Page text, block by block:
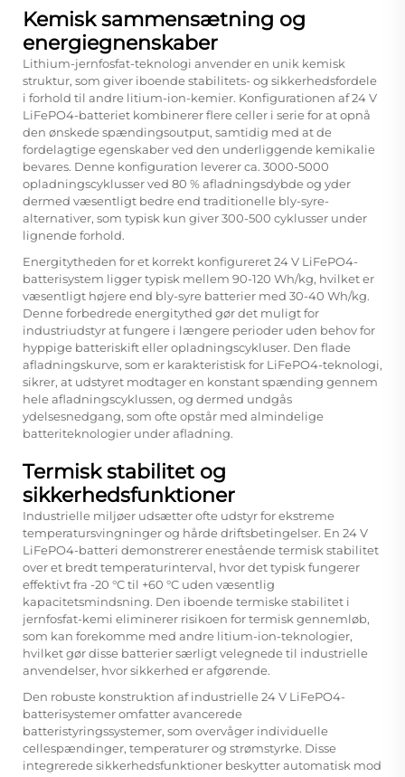
Kemisk sammensætning og
energiegnenskaber
Lithium-jernfosfat-teknologi anvender en unik kemisk
struktur, som giver iboende stabilitets- og sikkerhedsfordele
i forhold til andre litium-ion-kemier. Konfigurationen af 24 V
LiFePO4-batteriet kombinerer flere celler i serie for at opnå
den ønskede spændingsoutput, samtidig med at de
fordelagtige egenskaber ved den underliggende kemikalie
bevares. Denne konfiguration leverer ca. 3000-5000
opladningscyklusser ved 80 % afladningsdybde og yder
dermed væsentligt bedre end traditionelle bly-syre-
alternativer, som typisk kun giver 300-500 cyklusser under
lignende forhold.
Energitytheden for et korrekt konfigureret 24 V LiFePO4-
batterisystem ligger typisk mellem 90-120 Wh/kg, hvilket er
væsentligt højere end bly-syre batterier med 30-40 Wh/kg.
Denne forbedrede energitythed gør det muligt for
industriudstyr at fungere i længere perioder uden behov for
hyppige batteriskift eller opladningscykluser. Den flade
afladningskurve, som er karakteristisk for LiFePO4-teknologi,
sikrer, at udstyret modtager en konstant spænding gennem
hele afladningscyklussen, og dermed undgås
ydelsesnedgang, som ofte opstår med almindelige
batteriteknologier under afladning.
Termisk stabilitet og
sikkerhedsfunktioner
Industrielle miljøer udsætter ofte udstyr for ekstreme
temperatursvingninger og hårde driftsbetingelser. En 24 V
LiFePO4-batteri demonstrerer enestående termisk stabilitet
over et bredt temperaturinterval, hvor det typisk fungerer
effektivt fra -20 °C til +60 °C uden væsentlig
kapacitetsmindsning. Den iboende termiske stabilitet i
jernfosfat-kemi eliminerer risikoen for termisk gennemløb,
som kan forekomme med andre litium-ion-teknologier,
hvilket gør disse batterier særligt velegnede til industrielle
anvendelser, hvor sikkerhed er afgørende.
Den robuste konstruktion af industrielle 24 V LiFePO4-
batterisystemer omfatter avancerede
batteristyringssystemer, som overvåger individuelle
cellespændinger, temperaturer og strømstyrke. Disse
integrerede sikkerhedsfunktioner beskytter automatisk mod